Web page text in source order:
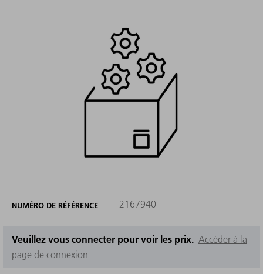
NUMÉRO DE RÉFÉRENCE 2167940
Veuillez vous connecter pour voir les prix. Accéder à la
page de connexion